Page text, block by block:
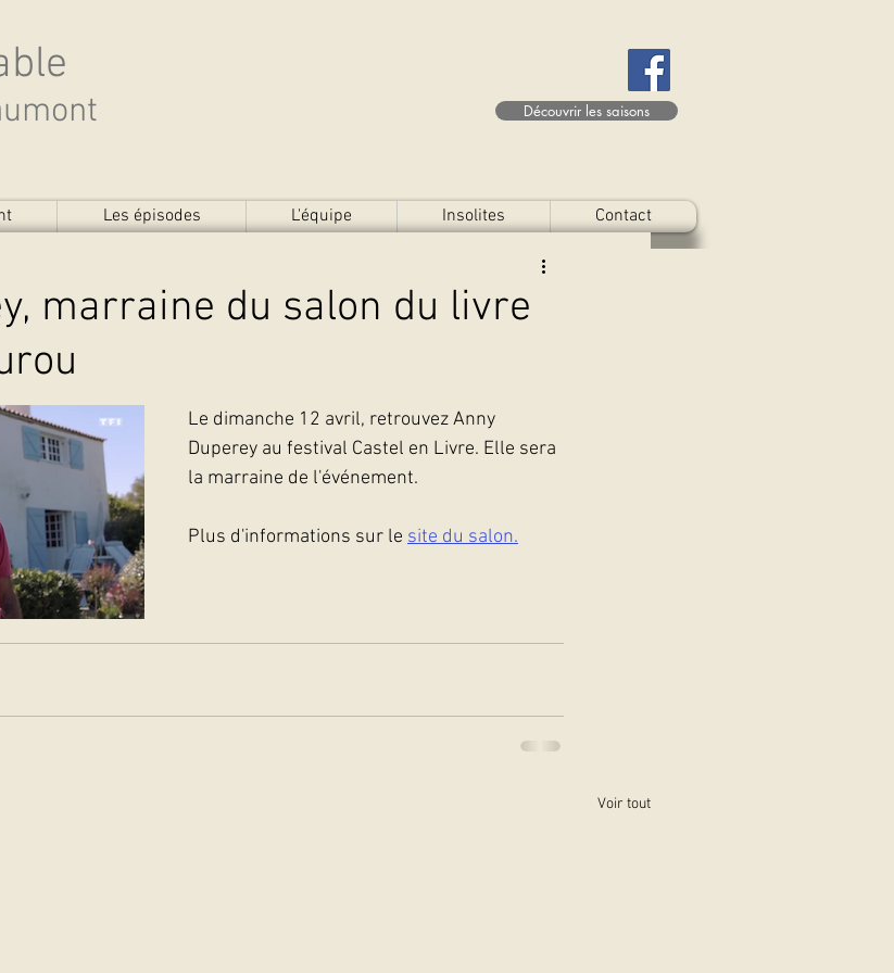
Découvrir les saisons
Les épisodes L'équipe Insolites Contact
marraine du salon du livre
Le dimanche 12 avril, retrouvez Anny
Duperey au festival Castel en Livre. Elle sera
la marraine de l'événement.
Plus d'informations sur le site du salon.
Voir tout